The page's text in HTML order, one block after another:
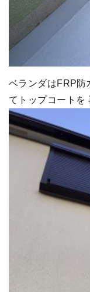
ベランダはFRP防
てトップコートを